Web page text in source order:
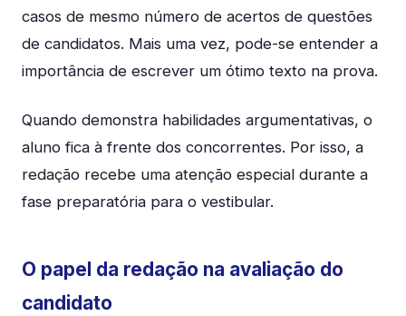
casos de mesmo número de acertos de questões
de candidatos. Mais uma vez, pode-se entender a
importância de escrever um ótimo texto na prova.
Quando demonstra habilidades argumentativas, o
aluno fica à frente dos concorrentes. Por isso, a
redação recebe uma atenção especial durante a
fase preparatória para o vestibular.
O papel da redação na avaliação do
candidato